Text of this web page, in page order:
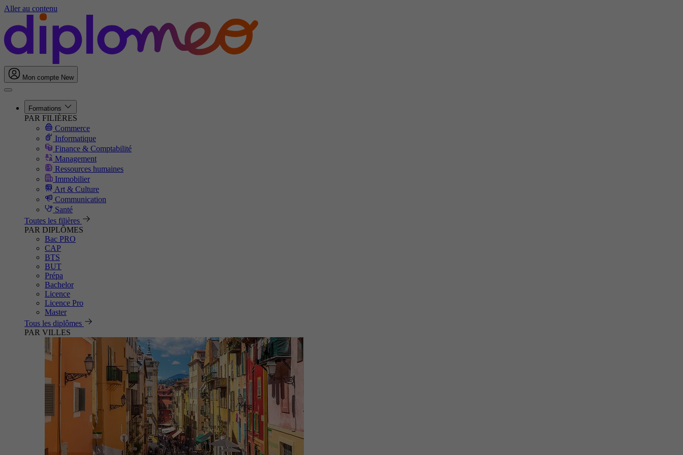
Aller au contenu
Mon compte New
Formations
PAR FILIÈRES
Commerce
Informatique
Finance & Comptabilité
Management
Ressources humaines
Immobilier
Art & Culture
Communication
Santé
Toutes les filières
PAR DIPLÔMES
Bac PRO
CAP
BTS
BUT
Prépa
Bachelor
Licence
Licence Pro
Master
Tous les diplômes
PAR VILLES